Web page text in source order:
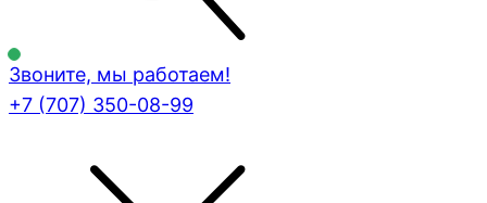
Звоните, мы работаем!
+7 (707) 350-08-99